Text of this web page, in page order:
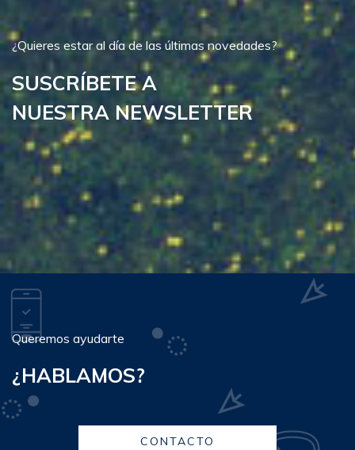
¿Quieres estar al día de las últimas novedades?
SUSCRÍBETE A
NUESTRA NEWSLETTER
Queremos ayudarte
¿HABLAMOS?
CONTACTO